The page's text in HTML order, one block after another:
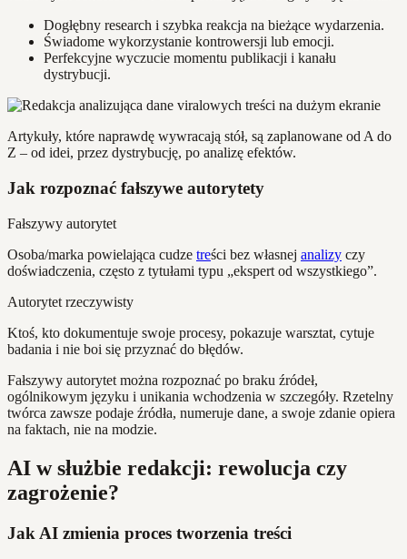
Dogłębny research i szybka reakcja na bieżące wydarzenia.
Świadome wykorzystanie kontrowersji lub emocji.
Perfekcyjne wyczucie momentu publikacji i kanału
dystrybucji.
Artykuły, które naprawdę wywracają stół, są zaplanowane od A do
Z – od idei, przez dystrybucję, po analizę efektów.
Jak rozpoznać fałszywe autorytety
Fałszywy autorytet
Osoba/marka powielająca cudze treści bez własnej analizy czy
doświadczenia, często z tytułami typu „ekspert od wszystkiego”.
Autorytet rzeczywisty
Ktoś, kto dokumentuje swoje procesy, pokazuje warsztat, cytuje
badania i nie boi się przyznać do błędów.
Fałszywy autorytet można rozpoznać po braku źródeł,
ogólnikowym języku i unikania wchodzenia w szczegóły. Rzetelny
twórca zawsze podaje źródła, numeruje dane, a swoje zdanie opiera
na faktach, nie na modzie.
AI w służbie redakcji: rewolucja czy
zagrożenie?
Jak AI zmienia proces tworzenia treści